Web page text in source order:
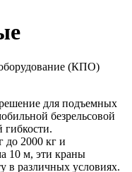
(КПО)
для подъемных
безрельсовой
до 2000 кг и
10 м, эти краны
в различных условиях.